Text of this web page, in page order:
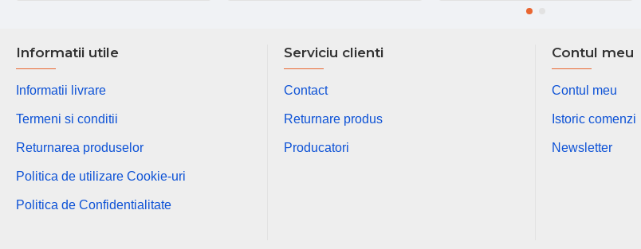
Informatii utile
Informatii livrare
Termeni si conditii
Returnarea produselor
Politica de utilizare Cookie-uri
Politica de Confidentialitate
Serviciu clienti
Contact
Returnare produs
Producatori
Contul meu
Contul meu
Istoric comenzi
Newsletter